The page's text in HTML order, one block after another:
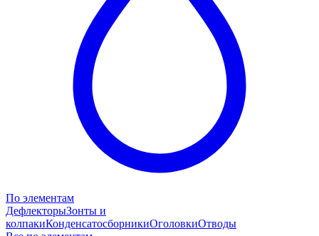
По элементам
ДефлекторыЗонты и
колпакиКонденсатосборникиОголовкиОтводы